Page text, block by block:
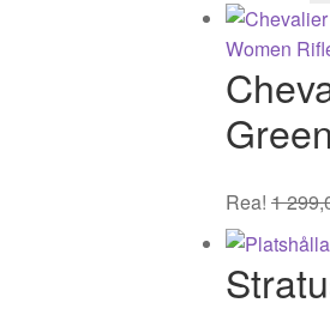
Rea! 1